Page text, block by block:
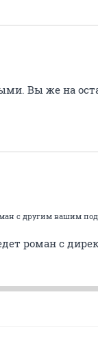
Вы же на
с другим вашим
роман с